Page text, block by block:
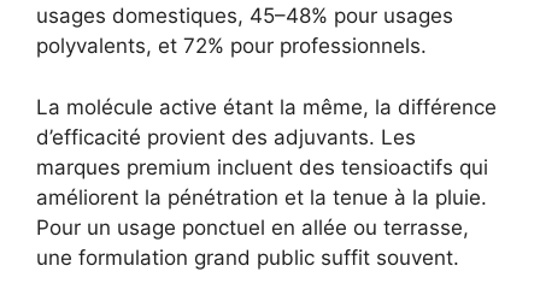
usages domestiques, 45–48% pour usages
polyvalents, et 72% pour professionnels.
La molécule active étant la même, la différence
d’efficacité provient des adjuvants. Les
marques premium incluent des tensioactifs qui
améliorent la pénétration et la tenue à la pluie.
Pour un usage ponctuel en allée ou terrasse,
une formulation grand public suffit souvent.